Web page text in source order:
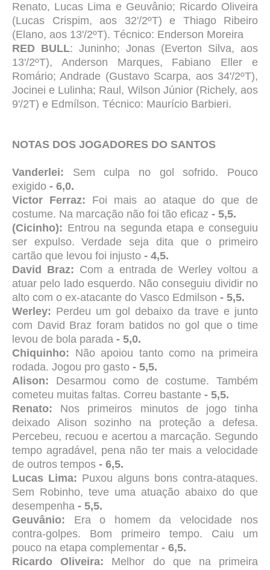
Renato, Lucas Lima e Geuvânio; Ricardo Oliveira
(Lucas Crispim, aos 32'/2ºT) e Thiago Ribeiro
(Elano, aos 13'/2ºT). Técnico: Enderson Moreira
RED BULL: Juninho; Jonas (Everton Silva, aos
13'/2ºT), Anderson Marques, Fabiano Eller e
Romário; Andrade (Gustavo Scarpa, aos 34'/2ºT),
Jocinei e Lulinha; Raul, Wilson Júnior (Richely, aos
9'/2T) e Edmílson. Técnico: Maurício Barbieri.
NOTAS DOS JOGADORES DO SANTOS
Vanderlei: Sem culpa no gol sofrido. Pouco
exigido - 6,0.
Victor Ferraz: Foi mais ao ataque do que de
costume. Na marcação não foi tão eficaz - 5,5.
(Cicinho): Entrou na segunda etapa e conseguiu
ser expulso. Verdade seja dita que o primeiro
cartão que levou foi injusto - 4,5.
David Braz: Com a entrada de Werley voltou a
atuar pelo lado esquerdo. Não conseguiu dividir no
alto com o ex-atacante do Vasco Edmilson - 5,5.
Werley: Perdeu um gol debaixo da trave e junto
com David Braz foram batidos no gol que o time
levou de bola parada - 5,0.
Chiquinho: Não apoiou tanto como na primeira
rodada. Jogou pro gasto - 5,5.
Alison: Desarmou como de costume. Também
cometeu muitas faltas. Correu bastante - 5,5.
Renato: Nos primeiros minutos de jogo tinha
deixado Alison sozinho na proteção a defesa.
Percebeu, recuou e acertou a marcação. Segundo
tempo agradável, pena não ter mais a velocidade
de outros tempos - 6,5.
Lucas Lima: Puxou alguns bons contra-ataques.
Sem Robinho, teve uma atuação abaixo do que
desempenha - 5,5.
Geuvânio: Era o homem da velocidade nos
contra-golpes. Bom primeiro tempo. Caiu um
pouco na etapa complementar - 6,5.
Ricardo Oliveira: Melhor do que na primeira